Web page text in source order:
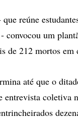
reúne
um
de 212 mortos em
até que o
coletiva